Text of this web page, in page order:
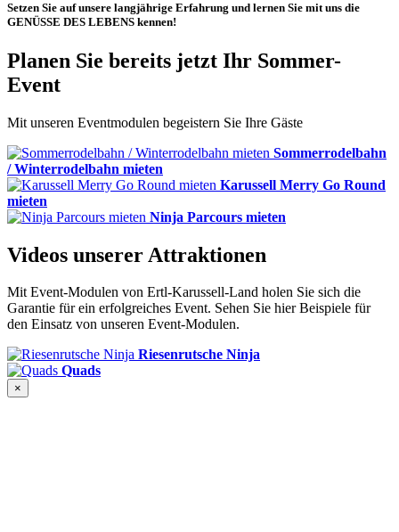
Setzen Sie auf unsere langjährige Erfahrung und lernen Sie mit uns die
GENÜSSE DES LEBENS kennen!
Planen Sie bereits jetzt Ihr Sommer-
Event
Mit unseren Eventmodulen begeistern Sie Ihre Gäste
Sommerrodelbahn
/ Winterrodelbahn mieten
Karussell Merry Go Round
mieten
Ninja Parcours mieten
Videos unserer Attraktionen
Mit Event-Modulen von Ertl-Karussell-Land holen Sie sich die
Garantie für ein erfolgreiches Event. Sehen Sie hier Beispiele für
den Einsatz von unseren Event-Modulen.
Riesenrutsche Ninja
Quads
×